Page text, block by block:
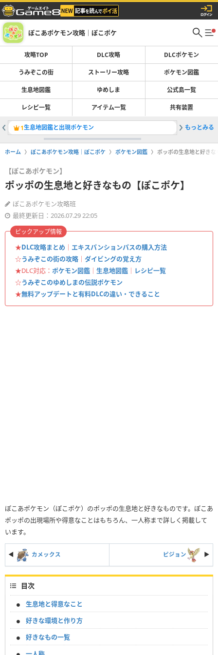
ぽこあポケモン攻略｜ぽこポケ
攻略TOP DLC攻略 DLCポケモン
うみぞこの街 ストーリー攻略 ポケモン図鑑
生息地図鑑 ゆめしま 公式島一覧
レシピ一覧 アイテム一覧 共有装置
1生息地図鑑と出現ポケモン 2ブクブ
もっとみる
ホーム ぽこあポケモン攻略｜ぽこポケ ポケモン図鑑 ポッポの生息地と好き
【ぽこあポケモン】
ポッポの生息地と好きなもの【ぽこポケ】
ぽこあポケモン攻略班
最終更新日：2026.07.29 22:05
★DLC攻略まとめ ｜ エキスパンションパスの購入方法
☆うみぞこの街の攻略 ｜ ダイビングの覚え方
★DLC対応： ポケモン図鑑 ｜ 生息地図鑑 ｜ レシピ一覧
☆うみぞこのゆめしまの伝説ポケモン
★無料アップデートと有料DLCの違い・できること
ピックアップ情報
ぽこあポケモン（ぽこポケ）のポッポの生息地と好きなものです。ぽこあ
ポッポの出現場所や得意なことはもちろん、一人称まで詳しく掲載して
います。
◀ カメックス ピジョン ▶︎
目次
生息地と得意なこと
好きな環境と作り方
好きなもの一覧